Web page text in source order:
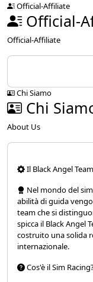
Official-Affiliate
Official-
Official-Affiliate
Chi Siamo
Chi
About Us
Il Black Angel
Nel mondo del
abilità di guida
team che si
spicca il Black Angel
costruito una solida
internazionale.
Cos'è il Sim